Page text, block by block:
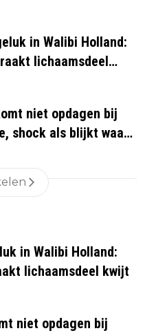
in Walibi Holland:
lichaamsdeel
niet opdagen bij
shock als blijkt waar
in Walibi Holland:
lichaamsdeel kwijt
niet opdagen bij